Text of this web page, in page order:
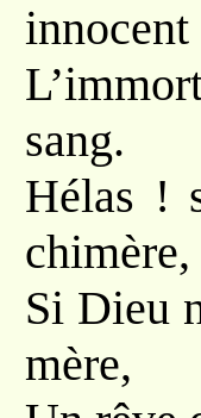
innocent
sang.
Hélas !
chimère,
Si Dieu
mère,